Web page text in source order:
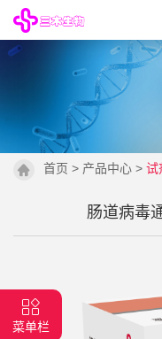
首页 > 产品中心 > 试
菜单栏
肠道病毒